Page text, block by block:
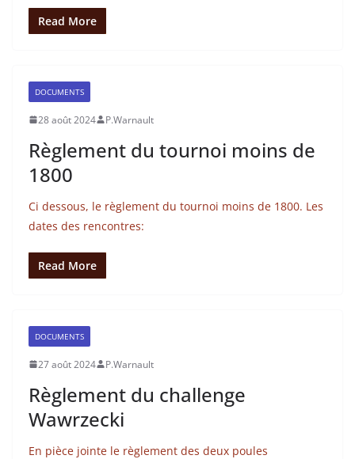
Read More
DOCUMENTS
28 août 2024 P.Warnault
Règlement du tournoi moins de
1800
Ci dessous, le règlement du tournoi moins de 1800. Les
dates des rencontres:
Read More
DOCUMENTS
27 août 2024 P.Warnault
Règlement du challenge
Wawrzecki
En pièce jointe le règlement des deux poules